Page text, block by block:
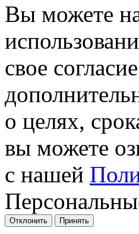
Вы можете
свое
о целях,
вы можете
с нашей
Отклонить Принять